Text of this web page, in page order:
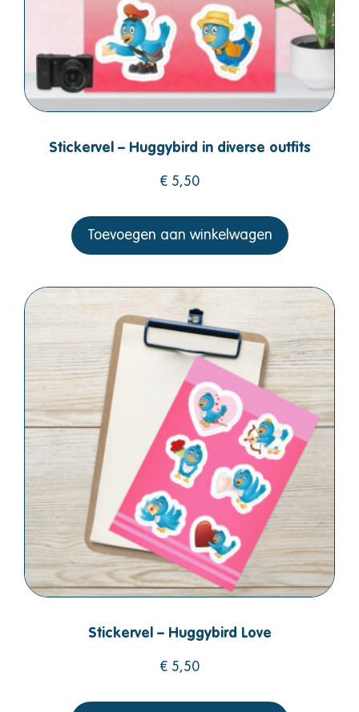
Stickervel – Huggybird in diverse outfits
€ 5,50
Toevoegen aan winkelwagen
Stickervel – Huggybird Love
€ 5,50